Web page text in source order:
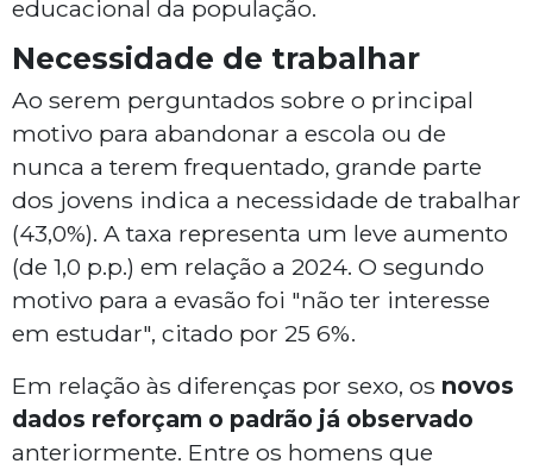
educacional da população.
Necessidade de trabalhar
Ao serem perguntados sobre o principal
motivo para abandonar a escola ou de
nunca a terem frequentado, grande parte
dos jovens indica a necessidade de trabalhar
(43,0%). A taxa representa um leve aumento
(de 1,0 p.p.) em relação a 2024. O segundo
motivo para a evasão foi "não ter interesse
em estudar", citado por 25 6%.
Em relação às diferenças por sexo, os novos
dados reforçam o padrão já observado
anteriormente. Entre os homens que